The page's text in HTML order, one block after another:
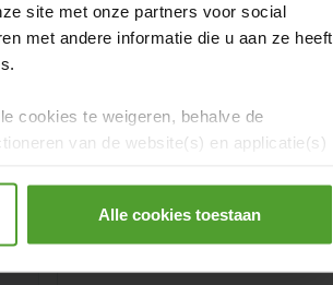
site met onze partners voor social
met andere informatie die u aan ze heeft
cookies te weigeren, behalve de
van de website(s) en applicatie(s)
Alle cookies toestaan